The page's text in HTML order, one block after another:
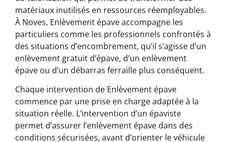
matériaux inutilisés en ressources réemployables.
À Noves, Enlèvement épave accompagne les
particuliers comme les professionnels confrontés à
des situations d’encombrement, qu’il s’agisse d’un
enlèvement gratuit d’épave, d’un enlèvement
épave ou d’un débarras ferraille plus conséquent.
Chaque intervention de Enlèvement épave
commence par une prise en charge adaptée à la
situation réelle. L’intervention d’un épaviste
permet d’assurer l’enlèvement épave dans des
conditions sécurisées, avant d’orienter le véhicule